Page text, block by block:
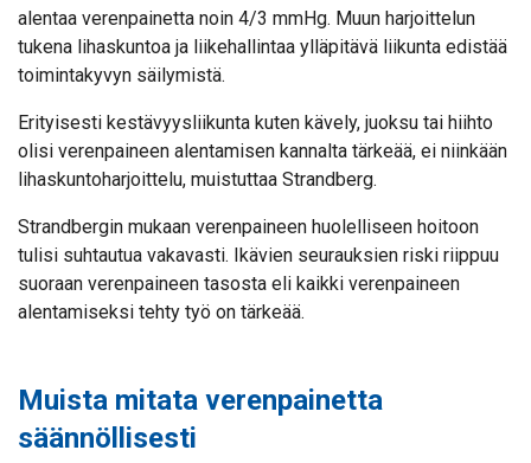
alentaa verenpainetta noin 4/3 mmHg. Muun harjoittelun
tukena lihaskuntoa ja liikehallintaa ylläpitävä liikunta edistää
toimintakyvyn säilymistä.
Erityisesti kestävyysliikunta kuten kävely, juoksu tai hiihto
olisi verenpaineen alentamisen kannalta tärkeää, ei niinkään
lihaskuntoharjoittelu, muistuttaa Strandberg.
Strandbergin mukaan verenpaineen huolelliseen hoitoon
tulisi suhtautua vakavasti. Ikävien seurauksien riski riippuu
suoraan verenpaineen tasosta eli kaikki verenpaineen
alentamiseksi tehty työ on tärkeää.
Muista mitata verenpainetta
säännöllisesti